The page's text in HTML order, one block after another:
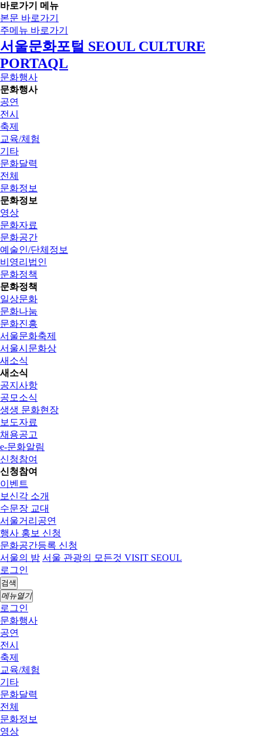
바로가기 메뉴
본문 바로가기
주메뉴 바로가기
서울문화포털 SEOUL CULTURE
PORTAQL
문화행사
문화행사
공연
전시
축제
교육/체험
기타
문화달력
전체
문화정보
문화정보
영상
문화자료
문화공간
예술인/단체정보
비영리법인
문화정책
문화정책
일상문화
문화나눔
문화진흥
서울문화축제
서울시문화상
새소식
새소식
공지사항
공모소식
생생 문화현장
보도자료
채용공고
e-문화알림
신청참여
신청참여
이벤트
보신각 소개
수문장 교대
서울거리공연
행사 홍보 신청
문화공간등록 신청
서울의 밤 서울 관광의 모든것 VISIT SEOUL
로그인
검색
메뉴열기
로그인
문화행사
공연
전시
축제
교육/체험
기타
문화달력
전체
문화정보
영상